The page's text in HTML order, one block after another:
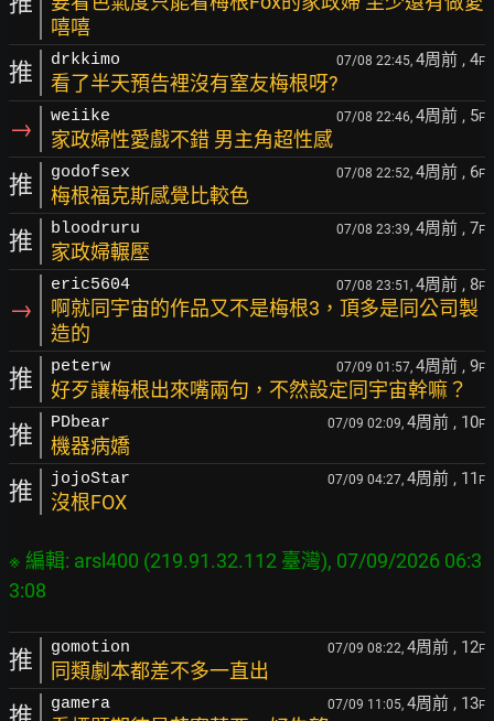
嘻嘻
推 drkkimo 07/08 22:45, 4周前 , 4F
看了半天預告裡沒有窒友梅根呀?
→ weiike 07/08 22:46, 4周前 , 5F
家政婦性愛戲不錯 男主角超性感
推 godofsex 07/08 22:52, 4周前 , 6F
梅根福克斯感覺比較色
推 bloodruru 07/08 23:39, 4周前 , 7F
家政婦輾壓
→
eric5604 07/08 23:51, 4周前 , 8F
啊就同宇宙的作品又不是梅根3，頂多是同公司製
造的
推 peterw 07/09 01:57, 4周前 , 9F
好歹讓梅根出來嘴兩句，不然設定同宇宙幹嘛？
推 PDbear 07/09 02:09, 4周前 , 10F
機器病嬌
推 jojoStar 07/09 04:27, 4周前 , 11 F
沒根FOX
※ 編輯: arsl400 (219.91.32.112 臺灣), 07/09/2026 06:3
推 gomotion 07/09 08:22, 4周前 , 12F
同類劇本都差不多一直出
推 gamera 07/09 11:05, 4周前 , 13F